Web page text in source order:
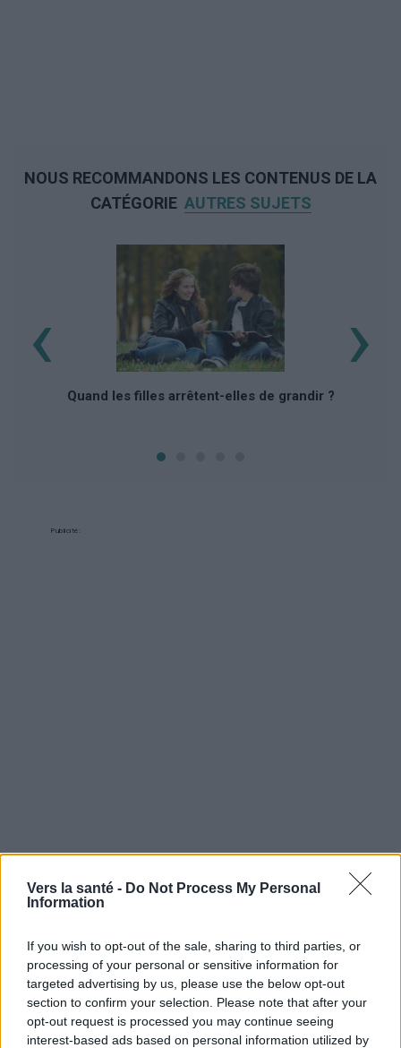
Vers la santé - Do Not Process My Personal
Information
If you wish to opt-out of the sale, sharing to third parties, or
processing of your personal or sensitive information for
targeted advertising by us, please use the below opt-out
section to confirm your selection. Please note that after your
opt-out request is processed you may continue seeing
interest-based ads based on personal information utilized by
NOUS RECOMMANDONS LES CONTENUS DE LA
CATÉGORIE AUTRES SUJETS
Quand les filles arrêtent-elles de grandir ?
‹ ›
Publicité:
Publicité: